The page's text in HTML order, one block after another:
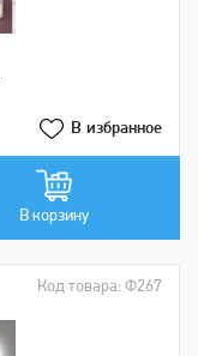
В избранное
В корзину
Код товара: Ф267